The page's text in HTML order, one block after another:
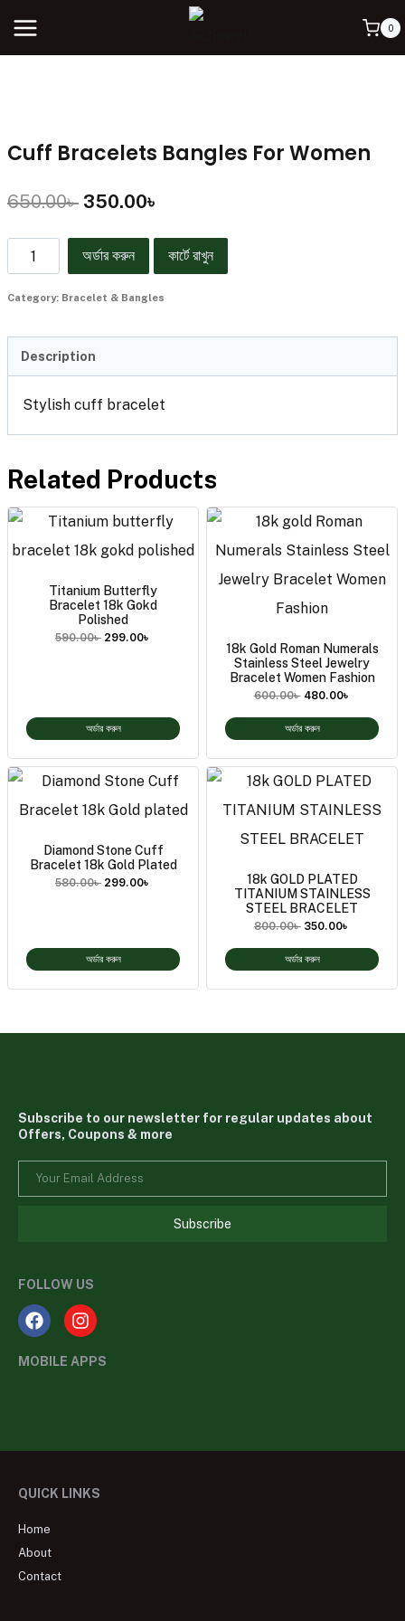
0
Cuff Bracelets Bangles For Women
650.00৳ 350.00৳
অর্ডার করুন কার্টে রাখুন
Category: Bracelet & Bangles
Description
Stylish cuff bracelet
Related Products
Titanium Butterfly
Bracelet 18k Gokd
Polished
590.00৳ 299.00৳
অর্ডার করুন
18k Gold Roman Numerals
Stainless Steel Jewelry
Bracelet Women Fashion
600.00৳ 480.00৳
অর্ডার করুন
Diamond Stone Cuff
Bracelet 18k Gold Plated
580.00৳ 299.00৳
অর্ডার করুন
18k GOLD PLATED
TITANIUM STAINLESS
STEEL BRACELET
800.00৳ 350.00৳
অর্ডার করুন
Subscribe to our newsletter for regular updates about
Offers, Coupons & more
Subscribe
FOLLOW US
MOBILE APPS
QUICK LINKS
Home
About
Contact